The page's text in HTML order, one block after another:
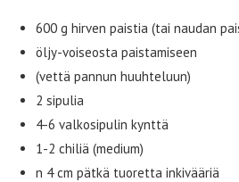
600 g hirven paistia (tai naudan
öljy-voiseosta paistamiseen
(vettä pannun huuhteluun)
2 sipulia
4-6 valkosipulin kynttä
1-2 chiliä (medium)
n 4 cm pätkä tuoretta inkivääriä